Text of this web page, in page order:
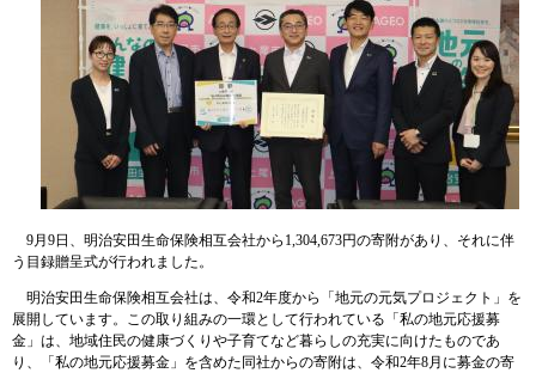
9月9日、明治安田生命保険相互会社から 1,304,673​円の寄附があり、それに伴
う目録贈呈式が行われました。
明治安田生命保険相互会社は、令和2年度から「地元の元気プロジェクト」を
展開しています。この取り組みの一環として行われている 「私の地元応援募
金」は、地域住民の健康づくりや子育てなど暮らしの充実に向けたものであ
り、「私の地元応援募金」を含めた同社からの寄附は、令和2年8月に募金の寄